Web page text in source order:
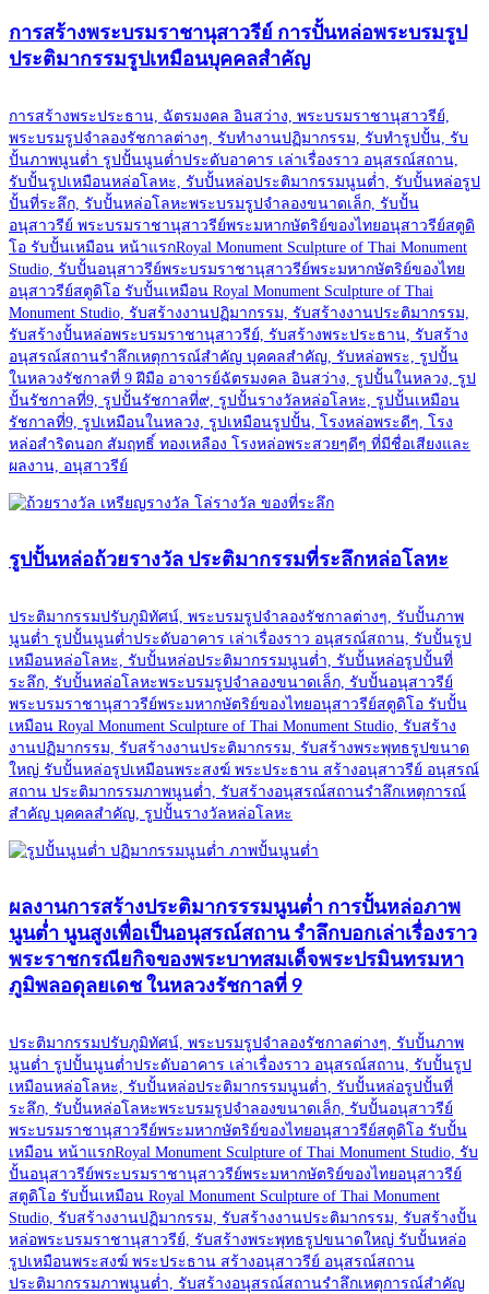
การสร้างพระบรมราชานุสาวรีย์ การปั้นหล่อพระบรมรูป
ประติมากรรมรูปเหมือนบุคคลสำคัญ
การสร้างพระประธาน, ฉัตรมงคล อินสว่าง, พระบรมราชานุสาวรีย์,
พระบรมรูปจำลองรัชกาลต่างๆ, รับทำงานปฏิมากรรม, รับทำรูปปั้น, รับ
ปั้นภาพนูนต่ำ รูปปั้นนูนต่ำประดับอาคาร เล่าเรื่องราว อนุสรณ์สถาน,
รับปั้นรูปเหมือนหล่อโลหะ, รับปั้นหล่อประติมากรรมนูนต่ำ, รับปั้นหล่อรูป
ปั้นที่ระลึก, รับปั้นหล่อโลหะพระบรมรูปจำลองขนาดเล็ก, รับปั้น
อนุสาวรีย์ พระบรมราชานุสาวรีย์พระมหากษัตริย์ของไทยอนุสาวรีย์สตูดิ
โอ รับปั้นเหมือน หน้าแรกRoyal Monument Sculpture of Thai Monument
Studio, รับปั้นอนุสาวรีย์พระบรมราชานุสาวรีย์พระมหากษัตริย์ของไทย
อนุสาวรีย์สตูดิโอ รับปั้นเหมือน Royal Monument Sculpture of Thai
Monument Studio, รับสร้างงานปฏิมากรรม, รับสร้างงานประติมากรรม,
รับสร้างปั้นหล่อพระบรมราชานุสาวรีย์, รับสร้างพระประธาน, รับสร้าง
อนุสรณ์สถานรำลึกเหตุการณ์สำคัญ บุคคลสำคัญ, รับหล่อพระ, รูปปั้น
ในหลวงรัชกาลที่ 9 ฝีมือ อาจารย์ฉัตรมงคล อินสว่าง, รูปปั้นในหลวง, รูป
ปั้นรัชกาลที่9, รูปปั้นรัชกาลที่๙, รูปปั้นรางวัลหล่อโลหะ, รูปปั้นเหมือน
รัชกาลที่9, รูปเหมือนในหลวง, รูปเหมือนรูปปั้น, โรงหล่อพระดีๆ, โรง
หล่อสำริดนอก สัมฤทธิ์ ทองเหลือง โรงหล่อพระสวยๆดีๆ ที่มีชื่อเสียงและ
ผลงาน, อนุสาวรีย์
รูปปั้นหล่อถ้วยรางวัล ประติมากรรมที่ระลึกหล่อโลหะ
ประติมากรรมปรับภูมิทัศน์, พระบรมรูปจำลองรัชกาลต่างๆ, รับปั้นภาพ
นูนต่ำ รูปปั้นนูนต่ำประดับอาคาร เล่าเรื่องราว อนุสรณ์สถาน, รับปั้นรูป
เหมือนหล่อโลหะ, รับปั้นหล่อประติมากรรมนูนต่ำ, รับปั้นหล่อรูปปั้นที่
ระลึก, รับปั้นหล่อโลหะพระบรมรูปจำลองขนาดเล็ก, รับปั้นอนุสาวรีย์
พระบรมราชานุสาวรีย์พระมหากษัตริย์ของไทยอนุสาวรีย์สตูดิโอ รับปั้น
เหมือน Royal Monument Sculpture of Thai Monument Studio, รับสร้าง
งานปฏิมากรรม, รับสร้างงานประติมากรรม, รับสร้างพระพุทธรูปขนาด
ใหญ่ รับปั้นหล่อรูปเหมือนพระสงฆ์ พระประธาน สร้างอนุสาวรีย์ อนุสรณ์
สถาน ประติมากรรมภาพนูนต่ำ, รับสร้างอนุสรณ์สถานรำลึกเหตุการณ์
สำคัญ บุคคลสำคัญ, รูปปั้นรางวัลหล่อโลหะ
ผลงานการสร้างประติมากรรรมนูนต่ำ การปั้นหล่อภาพ
นูนต่ำ นูนสูงเพื่อเป็นอนุสรณ์สถาน รำลึกบอกเล่าเรื่องราว
พระราชกรณียกิจของพระบาทสมเด็จพระปรมินทรมหา
ภูมิพลอดุลยเดช ในหลวงรัชกาลที่ 9
ประติมากรรมปรับภูมิทัศน์, พระบรมรูปจำลองรัชกาลต่างๆ, รับปั้นภาพ
นูนต่ำ รูปปั้นนูนต่ำประดับอาคาร เล่าเรื่องราว อนุสรณ์สถาน, รับปั้นรูป
เหมือนหล่อโลหะ, รับปั้นหล่อประติมากรรมนูนต่ำ, รับปั้นหล่อรูปปั้นที่
ระลึก, รับปั้นหล่อโลหะพระบรมรูปจำลองขนาดเล็ก, รับปั้นอนุสาวรีย์
พระบรมราชานุสาวรีย์พระมหากษัตริย์ของไทยอนุสาวรีย์สตูดิโอ รับปั้น
เหมือน หน้าแรกRoyal Monument Sculpture of Thai Monument Studio, รับ
ปั้นอนุสาวรีย์พระบรมราชานุสาวรีย์พระมหากษัตริย์ของไทยอนุสาวรีย์
สตูดิโอ รับปั้นเหมือน Royal Monument Sculpture of Thai Monument
Studio, รับสร้างงานปฏิมากรรม, รับสร้างงานประติมากรรม, รับสร้างปั้น
หล่อพระบรมราชานุสาวรีย์, รับสร้างพระพุทธรูปขนาดใหญ่ รับปั้นหล่อ
รูปเหมือนพระสงฆ์ พระประธาน สร้างอนุสาวรีย์ อนุสรณ์สถาน
ประติมากรรมภาพนูนต่ำ, รับสร้างอนุสรณ์สถานรำลึกเหตุการณ์สำคัญ